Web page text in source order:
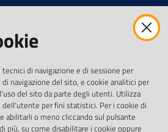
su eventi, nuove opportunità e
di navigazione e di sessione per
navigazione del sito, e cookie analitici per
del sito da parte degli utenti. Utilizza
dell'utente per fini statistici. Per i cookie di
abilitarli o meno cliccando sul pulsante
più, su come disabilitare i cookie oppure